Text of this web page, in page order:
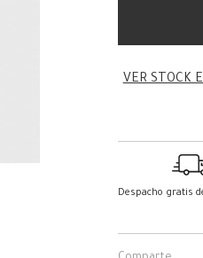
VER STOCK
Despacho gratis